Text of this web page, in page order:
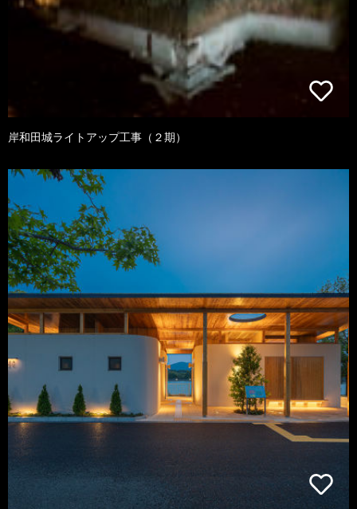
岸和田城ライトアップ工事（２期）